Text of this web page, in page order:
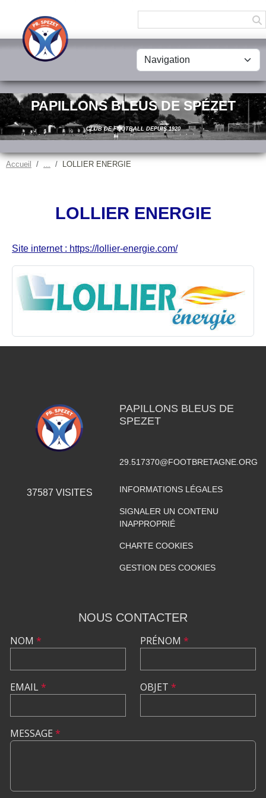
PAPILLONS BLEUS DE SPÉZET
CLUB DE FOOTBALL DEPUIS 1920
Accueil LOLLIER ENERGIE
LOLLIER ENERGIE
Site internet : https://lollier-energie.com/
37587 VISITES
PAPILLONS BLEUS DE
SPEZET
29.517370@FOOTBRETAGNE.ORG
INFORMATIONS LÉGALES
SIGNALER UN CONTENU
INAPPROPRIÉ
CHARTE COOKIES
GESTION DES COOKIES
NOUS CONTACTER
NOM *
EMAIL*
PRÉNOM *
OBJET *
MESSAGE *